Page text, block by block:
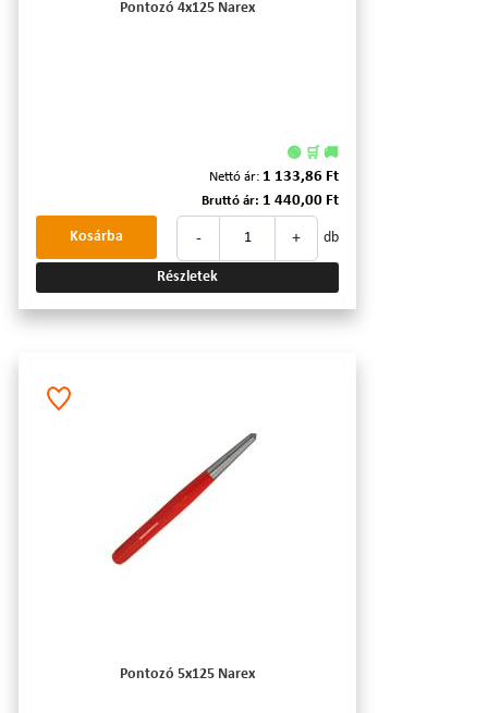
Pontozó 4x125 Narex
🟢 🛒 🚚
Nettó ár: 1 133,86 Ft
Bruttó ár: 1 440,00 Ft
- + db
Kosárba
Részletek
Pontozó 5x125 Narex